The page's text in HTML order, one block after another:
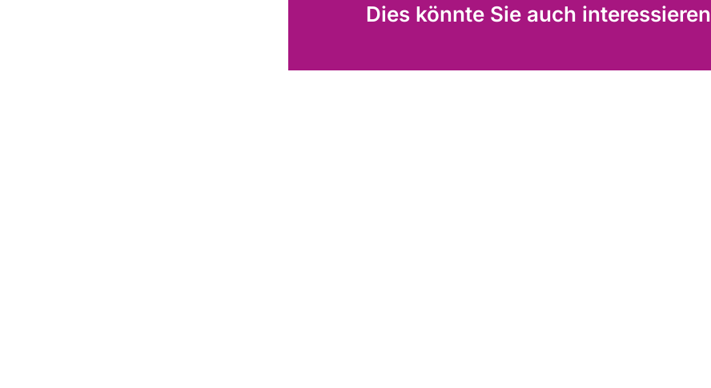
Dies könnte Sie auch interessieren